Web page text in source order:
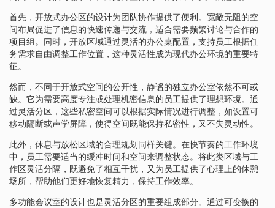
首先，开放式办公区的设计为团队协作提供了便利。宽敞无阻的空
间布局促进了信息的快速传递与交流，适合需要频繁讨论与合作的
项目组。同时，开放区域通过灵活的办公桌配置，支持员工根据任
务需求自由调整工作位置，这种灵活性成为现代办公环境的重要特
征。
然而，不同于开放式空间的公开性，静谧的独立办公室依然不可或
缺。它为需要高度专注或处理机密信息的员工提供了理想环境。通
过灵活分区，这些私密空间可以根据实际情况进行调整，如设置可
移动隔断或声学屏障，使得空间既能保持私密性，又不失灵动性。
此外，休息与放松区域的合理规划同样关键。在快节奏的工作环境
中，员工需要适当的缓冲时间和空间来调整状态。将此类区域与工
作区灵活分隔，既避免了相互干扰，又为员工提供了心理上的休憩
场所，帮助他们更好地恢复精力，保持工作效率。
多功能会议室的设计也是灵活分区的重要组成部分。通过可变换的